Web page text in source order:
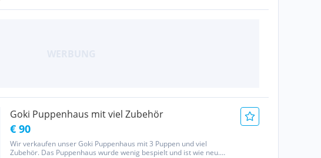
Goki Puppenhaus mit viel Zubehör
€ 90
Wir verkaufen unser Goki Puppenhaus mit 3 Puppen und viel
Zubehör. Das Puppenhaus wurde wenig bespielt und ist wie neu.